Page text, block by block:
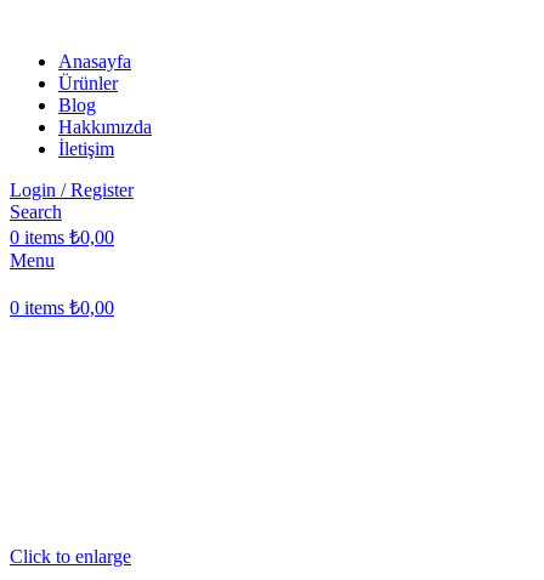
Anasayfa
Ürünler
Blog
Hakkımızda
İletişim
Login / Register
Search
0 items ₺0,00
Menu
0 items ₺0,00
Click to enlarge